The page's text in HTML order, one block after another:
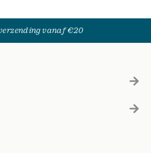
vanaf €20